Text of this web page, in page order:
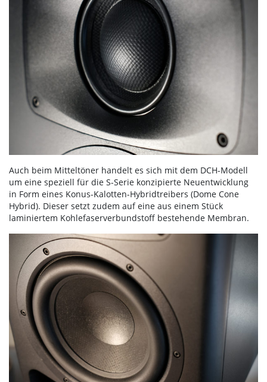
Auch beim Mitteltöner handelt es sich mit dem DCH-Modell
um eine speziell für die S-Serie konzipierte Neuentwicklung
in Form eines Konus-Kalotten-Hybridtreibers (Dome Cone
Hybrid). Dieser setzt zudem auf eine aus einem Stück
laminiertem Kohlefaserverbundstoff bestehende Membran.